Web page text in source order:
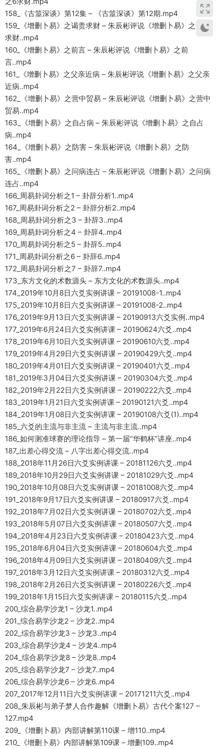
158_《古筮深谈》第12集 – 《古筮深谈》第12期.mp4
159_《增删卜易》之谒贵求财 – 朱辰彬评说《增删卜易》之谒贵
求财..mp4
160_《增删卜易》之前言 – 朱辰彬评说《增删卜易》之前
言..mp4
161_《增删卜易》之父亲近病 – 朱辰彬评说《增删卜易》之父亲
近病..mp4
162_《增删卜易》之营中贸易 – 朱辰彬评说《增删卜易》之营中
贸易..mp4
163_《增删卜易》之自占病 – 朱辰彬评说《增删卜易》之自占
病..mp4
164_《增删卜易》之防害 – 朱辰彬评说《增删卜易》之防
害..mp4
165_《增删卜易》之问病连占 – 朱辰彬评说《增删卜易》之问病
连占..mp4
166_周易卦词分析之1 – 卦辞分析1..mp4
167_周易卦词分析之2 – 卦辞分析2..mp4
168_周易卦词分析之3 – 卦辞3..mp4
169_周易卦词分析之4 – 卦辞4..mp4
170_周易卦词分析之5 – 卦辞5..mp4
171_周易卦词分析之6 – 卦辞6..mp4
172_周易卦词分析之7 – 卦辞7..mp4
173_东方文化的术数源头 – 东方文化的术数源头..mp4
174_2019年10月8日六爻实例讲课 – 20191008-1..mp4
175_2019年10月8日六爻实例讲课 – 20191008-2..mp4
176_2019年9月13日六爻实例讲课 – 20190913六爻实例..mp4
177_2019年6月24日六爻实例讲课 – 20190624六爻..mp4
178_2019年6月10日六爻实例讲课 – 20190610六爻..mp4
179_2019年4月29日六爻实例讲课 – 20190429六爻..mp4
180_2019年4月01日六爻实例讲课 – 20190401六爻..mp4
181_2019年3月04日六爻实例讲课 – 20190304六爻..mp4
182_2019年2月22日六爻实例讲课 – 20190222六爻..mp4
183_2019年1月21日六爻实例讲课 – 20190121六爻..mp4
184_2019年1月08日六爻实例讲课 – 20190108六爻(1)..mp4
185_六爻的主流与非主流 – 主流与非主流..mp4
186_如何测准球赛的理论指导 – 第一届“华鹤杯”讲座..mp4
187_出差心得交流 – 八字出差心得交流..mp4
188_2018年11月26日六爻实例讲课 – 20181126六爻..mp4
189_2018年10月29日六爻实例讲课 – 20181029六爻..mp4
190_2018年10月08日六爻实例讲课 – 20181008六爻..mp4
191_2018年9月17日六爻实例讲课 – 20180917六爻..mp4
192_2018年7月02日六爻实例讲课 – 20180702六爻..mp4
193_2018年5月07日六爻实例讲课 – 20180507六爻..mp4
194_2018年4月23日六爻实例讲课 – 20180423六爻..mp4
195_2018年6月04日六爻实例讲课 – 20180604六爻..mp4
196_2018年4月09日六爻实例讲课 – 20180409六爻..mp4
197_2018年3月12日六爻实例讲课 – 20180312六爻..mp4
198_2018年2月26日六爻实例讲课 – 20180226六爻..mp4
199_2018年1月15日六爻实例讲课 – 20180115六爻..mp4
200_综合易学沙龙1 – 沙龙1..mp4
201_综合易学沙龙2 – 沙龙2..mp4
202_综合易学沙龙3 – 沙龙3..mp4
203_综合易学沙龙4 – 沙龙4..mp4
204_综合易学沙龙8 – 沙龙8..mp4
205_综合易学沙龙7 – 沙龙7..mp4
206_综合易学沙龙6 – 沙龙6..mp4
207_2017年12月11日六爻实例讲课 – 20171211六爻..mp4
208_朱辰彬与弟子梦人合作趣解《增删卜易》古代个案127 –
127.mp4
209_《增删卜易》内部讲解第110课 – 增110..mp4
210_《增删卜易》内部讲解第109课 – 增删109..mp4